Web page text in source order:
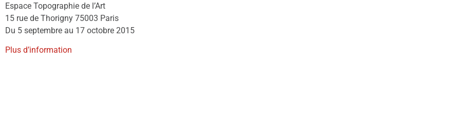
Espace Topographie de l’Art
15 rue de Thorigny 75003 Paris
Du 5 septembre au 17 octobre 2015
Plus d’information